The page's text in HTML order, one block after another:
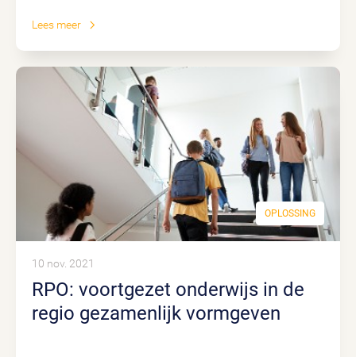
Lees meer
OPLOSSING
RPO: voortgezet onderwijs in de
regio gezamenlijk vormgeven
10 nov. 2021